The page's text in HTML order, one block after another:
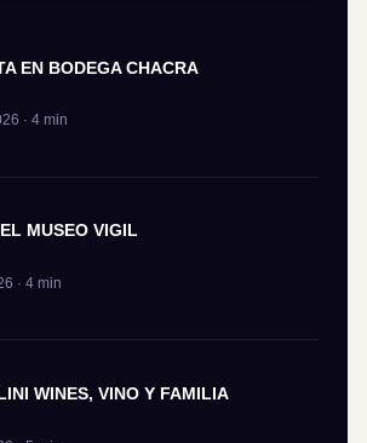
EN BODEGA CHACRA
· 4 min
MUSEO VIGIL
· 4 min
WINES, VINO Y FAMILIA